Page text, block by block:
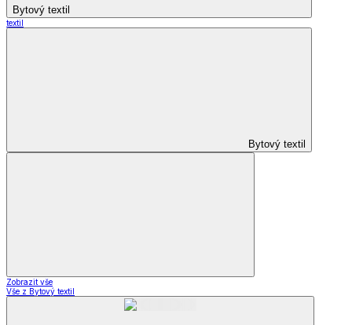
Bytový textil
textil
Bytový textil
Zobrazit vše
Vše z Bytový textil